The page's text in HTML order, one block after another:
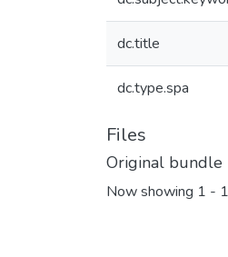
dc.title
dc.type.spa
Files
Original bundle
Now showing 1 -